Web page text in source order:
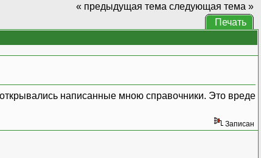
« предыдущая тема следующая тема »
Печать
написанные мною справочники. Это вреде
Записан